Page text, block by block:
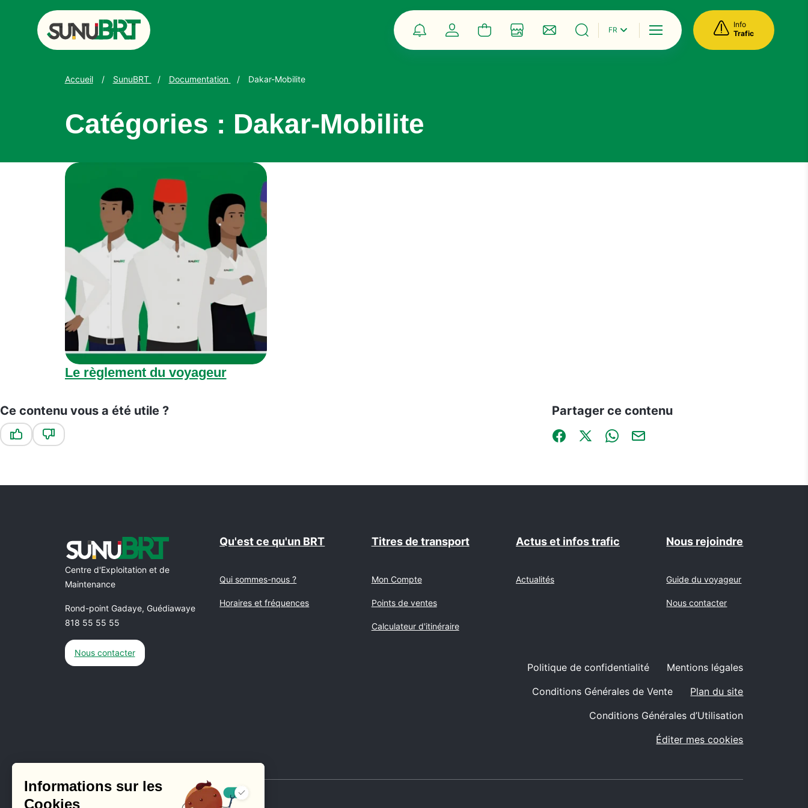
Notifications
ComptePanierBoutiqueNous contacter
Je recherche
FR Menu
Info
Trafic
Accueil / SunuBRT / Documentation / Dakar-Mobilite
Catégories : Dakar-Mobilite
Le règlement du voyageur
Ce contenu vous a été utile ? Partager ce contenu
Partager sur Facebook (nouvelle fenêtre)
Partager sur X / Twitter (nouvelle fenêtre)
Partager sur WhatsApp
Partager par mail
Centre d'Exploitation et de
Maintenance
Rond-point Gadaye, Guédiawaye
818 55 55 55
Nous contacter
Qu'est ce qu'un BRT
Qui sommes-nous ?
Horaires et fréquences
Titres de transport
Mon Compte
Points de ventes
Calculateur d'itinéraire
Actus et infos trafic
Actualités
Nous rejoindre
Guide du voyageur
Nous contacter
Politique de confidentialité
Mentions légales
Conditions Générales de Vente
Plan du site
Conditions Générales d’Utilisation
Éditer mes cookies